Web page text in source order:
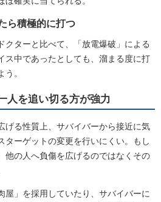
ら積極的に打つ
クターと比べて、「放電爆破」による
ス中であったとしても、溜まる度に打
。
人を追い切る方が強力
げる性質上、サバイバーから接近に気
ターゲットの変更を行いにくい。もし
他の人へ負傷を広げるのではなくその
屋」を採用していたり、サバイバーに